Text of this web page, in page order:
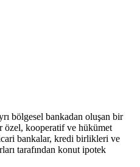
bölgesel bankadan oluşan bir
özel, kooperatif ve hükümet
bankalar, kredi birlikleri ve
tarafından konut ipotek